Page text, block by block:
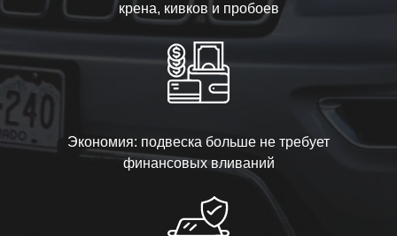
крена, кивков и пробоев
Экономия: подвеска больше не требует
финансовых вливаний